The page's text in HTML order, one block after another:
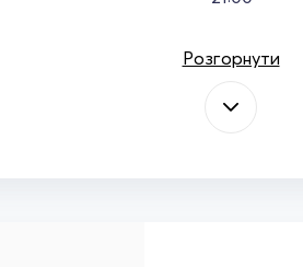
Розгорнути